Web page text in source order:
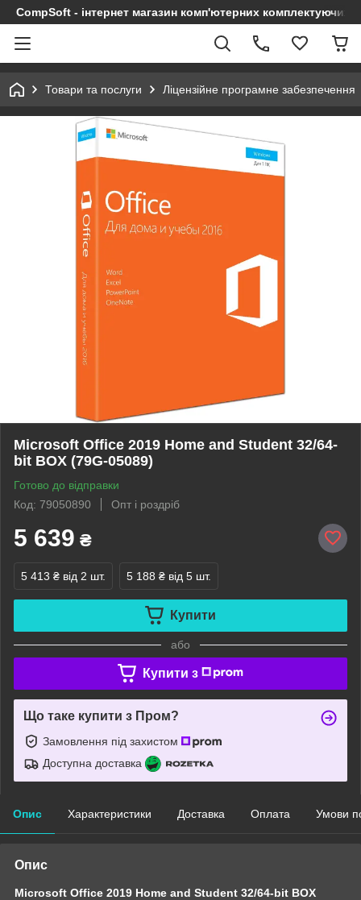
CompSoft - інтернет магазин комп'ютерних комплектуючих
Товари та послуги Ліцензійне програмне забезпечення
Microsoft Office 2019 Home and Student 32/64-
bit BOX (79G-05089)
Готово до відправки
Код: 79050890
Опт і роздріб
5 639 ₴
5 413 ₴ від 2 шт. 5 188 ₴ від 5 шт.
Купити
або
Купити з
Що таке купити з Пром?
Замовлення під захистом
Доступна доставка
Опис Характеристики Доставка Оплата Умови
Опис
Microsoft Office 2019 Home and Student 32/64-bit BOX